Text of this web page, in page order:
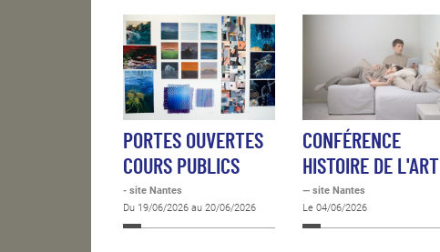
PORTES OUVERTES
COURS PUBLICS
- site Nantes
Du 19/06/2026 au 20/06/2026
CONFÉRENCE
HISTOIRE DE L'ART
— site Nantes
Le 04/06/2026